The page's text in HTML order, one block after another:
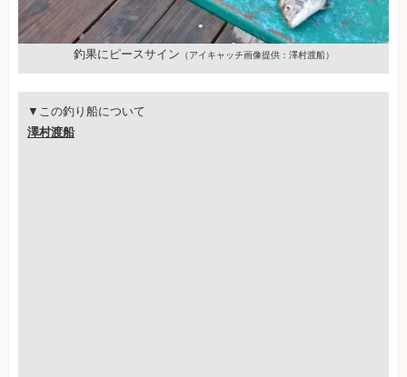
釣果にピースサイン （アイキャッチ画像提供：澤村渡船）
▼この釣り船について
澤村渡船